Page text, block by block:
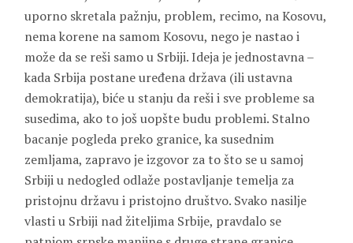
uporno skretala pažnju, problem, recimo, na Kosovu,
nema korene na samom Kosovu, nego je nastao i
može da se reši samo u Srbiji. Ideja je jednostavna –
kada Srbija postane uređena država (ili ustavna
demokratija), biće u stanju da reši i sve probleme sa
susedima, ako to još uopšte budu problemi. Stalno
bacanje pogleda preko granice, ka susednim
zemljama, zapravo je izgovor za to što se u samoj
Srbiji u nedogled odlaže postavljanje temelja za
pristojnu državu i pristojno društvo. Svako nasilje
vlasti u Srbiji nad žiteljima Srbije, pravdalo se